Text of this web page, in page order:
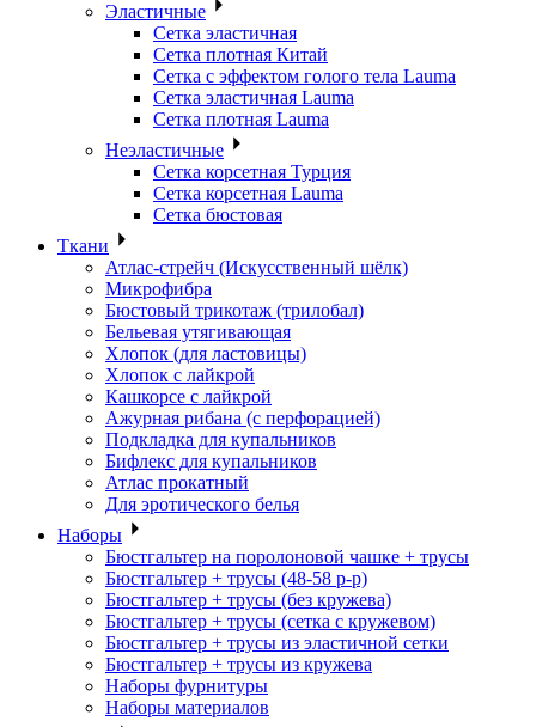
Эластичные
Сетка эластичная
Сетка плотная Китай
Сетка с эффектом голого тела Lauma
Сетка эластичная Lauma
Сетка плотная Lauma
Неэластичные
Сетка корсетная Турция
Сетка корсетная Lauma
Сетка бюстовая
Ткани
Атлас-стрейч (Искусственный шёлк)
Микрофибра
Бюстовый трикотаж (трилобал)
Бельевая утягивающая
Хлопок (для ластовицы)
Хлопок с лайкрой
Кашкорсе с лайкрой
Ажурная рибана (с перфорацией)
Подкладка для купальников
Бифлекс для купальников
Атлас прокатный
Для эротического белья
Наборы
Бюстгальтер на поролоновой чашке + трусы
Бюстгальтер + трусы (48-58 р-р)
Бюстгальтер + трусы (без кружева)
Бюстгальтер + трусы (сетка с кружевом)
Бюстгальтер + трусы из эластичной сетки
Бюстгальтер + трусы из кружева
Наборы фурнитуры
Наборы материалов